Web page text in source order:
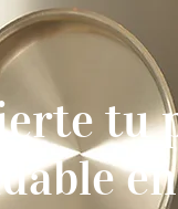
tu